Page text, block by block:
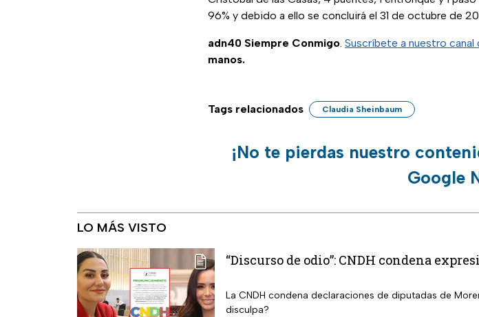
96% y debido a ello se concluirá el 31 de octubre de
adn40 Siempre Conmigo. Suscríbete a nuestro canal
manos.
Tags relacionados Claudia Sheinbaum
¡No te pierdas nuestro
Google
LO MÁS VISTO
“Discurso de odio”: CNDH condena
La CNDH condena declaraciones de diputadas de
disculpa?